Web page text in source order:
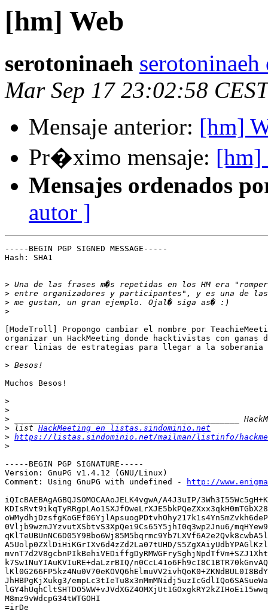
[hm] Web
serotoninaeh serotoninaeh
Mar Sep 17 23:02:58
Mensaje anterior: [hm]
Pr�ximo mensaje: [hm]
Mensajes ordenados
autor ]
-----BEGIN PGP SIGNED MESSAGE-----
Hash: SHA1
>
>
>
>
[ModeTroll] Propongo cambiar el nombre por
organizar un HackMeeting donde hacktivistas con ganas
crear linias de estrategias para llegar a la soberania
>
Muchos Besos!
>
>
>
> list HackMeeting en listas.sindominio.net
> https://listas.sindominio.net/mailman/listinfo/
>
-----BEGIN PGP SIGNATURE-----
Version: GnuPG v1.4.12 (GNU/Linux)
Comment: Using GnuPG with undefined -
http://
iQIcBAEBAgAGBQJSOMOCAAoJELK4vgwA/A4J3uIP/
0Vljb9wzmJYzvutXSbtvS3XpQei9Cs65Y5jhI0q3wp2Jnu6/
A5Uolp0ZXlDiHiKGrIXv6d4zZd2La07tUHD/
k7Sw1NuYIAuKVIuRE+daLzrBIQ/
JhHBPgKjXukg3/
M8mz9vWdcpG34tWTGOHI
=irDe